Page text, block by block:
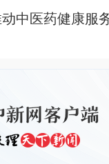
中医药健康服